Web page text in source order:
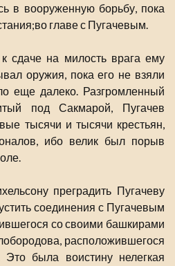
в вооруженную борьбу, пока
главе с Пугачевым.
сдаче на милость врага ему
оружия, пока его не взяли
еще далеко. Разгромленный
под Сакмарой, Пугачев
тысячи и тысячи крестьян,
ибо велик был порыв
преградить Пугачеву
соединения с Пугачевым
со своими башкирами
расположившегося
Это была воистину нелегкая